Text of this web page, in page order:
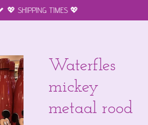
💖 SHIPPING TIMES 💖
Waterfles
mickey
metaal rood